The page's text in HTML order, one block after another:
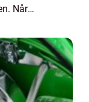
Når